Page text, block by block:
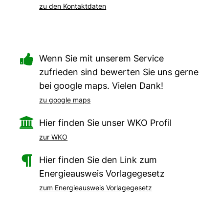
zu den Kontaktdaten
 Wenn Sie mit unserem Service
zufrieden sind bewerten Sie uns gerne
bei google maps. Vielen Dank!
zu google maps
 Hier finden Sie unser WKO Profil
zur WKO

Hier finden Sie den Link zum
Energieausweis Vorlagegesetz
zum Energieausweis Vorlagegesetz